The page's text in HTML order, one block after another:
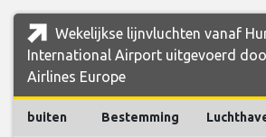
Wekelijkse lijnvluchten vanaf
International Airport uitgevoerd
Airlines Europe
buiten Bestemming